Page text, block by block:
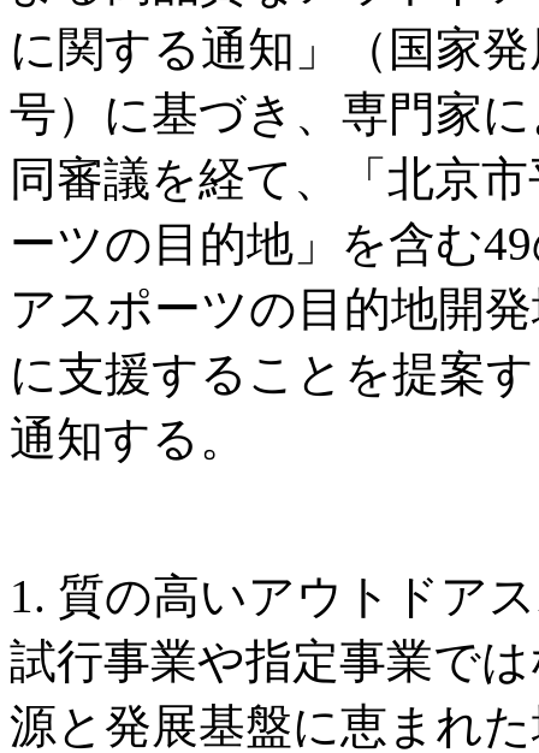
に関する通知」（国家
号）に基づき、専門家
同審議を経て、「北京
ーツの目的地」を含む
アスポーツの目的地開
に支援することを提案
通知する。
1. 質の高いアウトドア
試行事業や指定事業で
源と発展基盤に恵まれ